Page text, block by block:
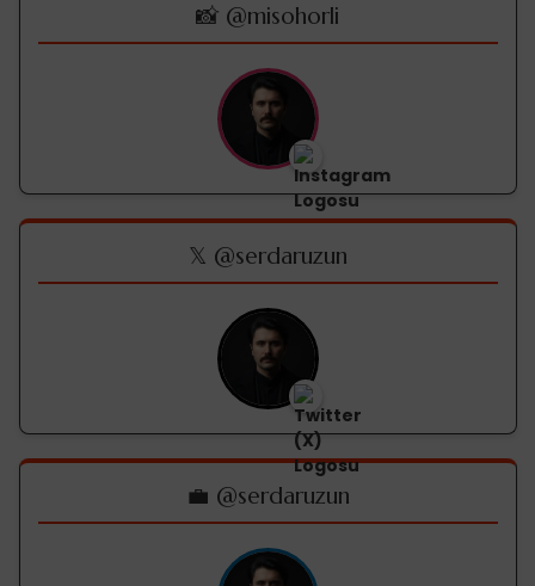
📸 @misohorli
𝕏 @serdaruzun
💼 @serdaruzun